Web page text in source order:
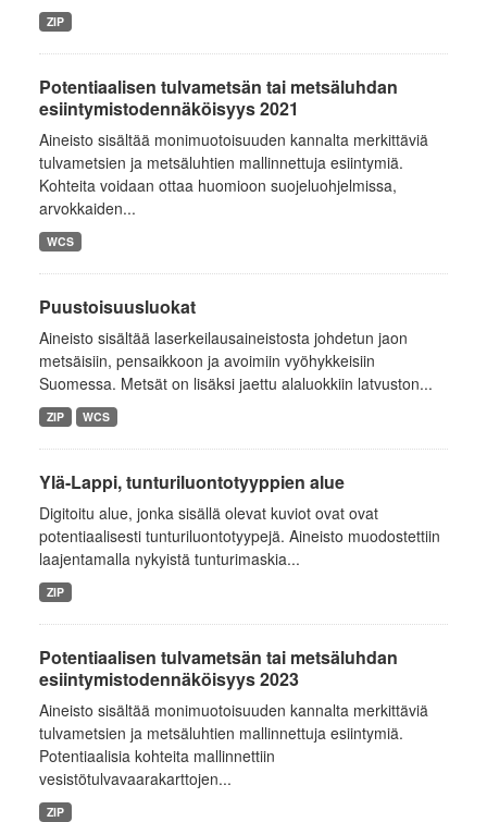
ZIP
Potentiaalisen tulvametsän tai metsäluhdan
esiintymistodennäköisyys 2021
Aineisto sisältää monimuotoisuuden kannalta merkittäviä
tulvametsien ja metsäluhtien mallinnettuja esiintymiä.
Kohteita voidaan ottaa huomioon suojeluohjelmissa,
arvokkaiden...
WCS
Puustoisuusluokat
Aineisto sisältää laserkeilausaineistosta johdetun jaon
metsäisiin, pensaikkoon ja avoimiin vyöhykkeisiin
Suomessa. Metsät on lisäksi jaettu alaluokkiin latvuston...
ZIP WCS
Ylä-Lappi, tunturiluontotyyppien alue
Digitoitu alue, jonka sisällä olevat kuviot ovat ovat
potentiaalisesti tunturiluontotyypejä. Aineisto muodostettiin
laajentamalla nykyistä tunturimaskia...
ZIP
Potentiaalisen tulvametsän tai metsäluhdan
esiintymistodennäköisyys 2023
Aineisto sisältää monimuotoisuuden kannalta merkittäviä
tulvametsien ja metsäluhtien mallinnettuja esiintymiä.
Potentiaalisia kohteita mallinnettiin
vesistötulvavaarakarttojen...
ZIP